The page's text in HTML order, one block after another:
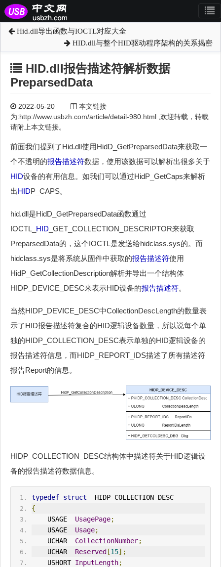
Hid.dll导出函数与IOCTL对应大全
HID.dll与整个HID驱动程序架构的关系揭密
HID.dll报告描述符解析数据
PreparsedData
2022-05-20
本文链接
为:http://www.usbzh.com/article/detail-980.html ,欢迎转载，转载
请附上本文链接。
前面我们提到了Hid.dll使用HidD_GetPreparsedData来获取一
个不透明的报告描述符数据，使用该数据可以解析出很多关于
HID设备的有用信息。如我们可以通过HidP_GetCaps来解析
出HIDP_CAPS。
hid.dll是HidD_GetPreparsedData函数通过
IOCTL_ HID _GET_COLLECTION_DESCRIPTOR来获取
PreparsedData的，这个IOCTL是发送给hidclass.sys的。而
hidclass.sys是将系统从固件中获取的报告描述符使用
HidP_GetCollectionDescription解析并导出一个结构体
HIDP_DEVICE_DESC来表示HID设备的报告描述符。
当然HIDP_DEVICE_DESC中CollectionDescLength的数量表
示了HID报告描述符复合的HID逻辑设备数量，所以说每个单
独的HIDP_COLLECTION_DESC表示单独的HID逻辑设备的
报告描述符信息，而HIDP_REPORT_IDS描述了所有描述符
报告Report的信息。
HIDP_COLLECTION_DESC结构体中描述符关于HID逻辑设
备的报告描述符数据信息。
typedef struct _HIDP_COLLECTION_DESC
{
    USAGE
UsagePage;
    USAGE
Usage;
    UCHAR
CollectionNumber;
    UCHAR
Reserved [15];
    USHORT
InputLength;